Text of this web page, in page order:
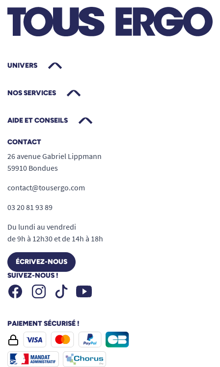
UNIVERS
NOS SERVICES
AIDE ET CONSEILS
CONTACT
26 avenue Gabriel Lippmann
59910 Bondues
contact@tousergo.com
03 20 81 93 89
Du lundi au vendredi
de 9h à 12h30 et de 14h à 18h
ÉCRIVEZ-NOUS
SUIVEZ-NOUS !
FacebookInstagramTiktok Youtube
PAIEMENT SÉCURISÉ !